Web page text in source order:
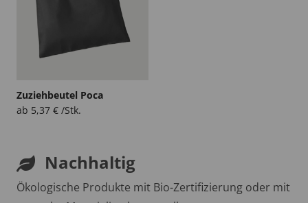
Zuziehbeutel Poca
ab 5,37 € /Stk.
Nachhaltig
Ökologische Produkte mit Bio-Zertifizierung oder mit